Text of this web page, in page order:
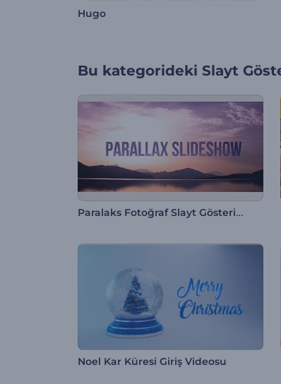
Hugo
Bu kategorideki Slayt
Paralaks Fotoğraf Slayt Gösterisi
Noel Kar Küresi Giriş Videosu